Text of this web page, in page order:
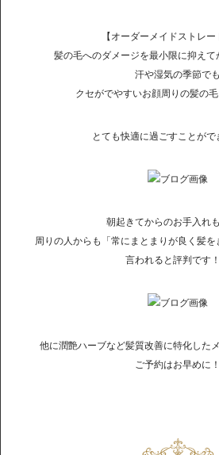
【オーダーメイドストレー
髪の毛へのダメージを最小限に抑えて
汗や湿気の季節でも
クセがでやすいお顔周りの髪の
とても快適に過ごすことがで
朝起きてからのお手入れ
周りの人からも「常にまとまりが良く髪
言われると評判です！
他に潤艶ハーブなど髪質改善に特化した
ご予約はお早めに！